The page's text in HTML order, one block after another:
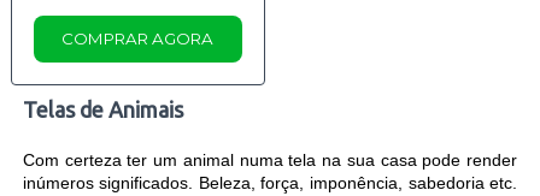
COMPRAR AGORA
Telas de Animais
Com certeza ter um animal numa tela na sua casa pode render
inúmeros significados. Beleza, força, imponência, sabedoria etc.